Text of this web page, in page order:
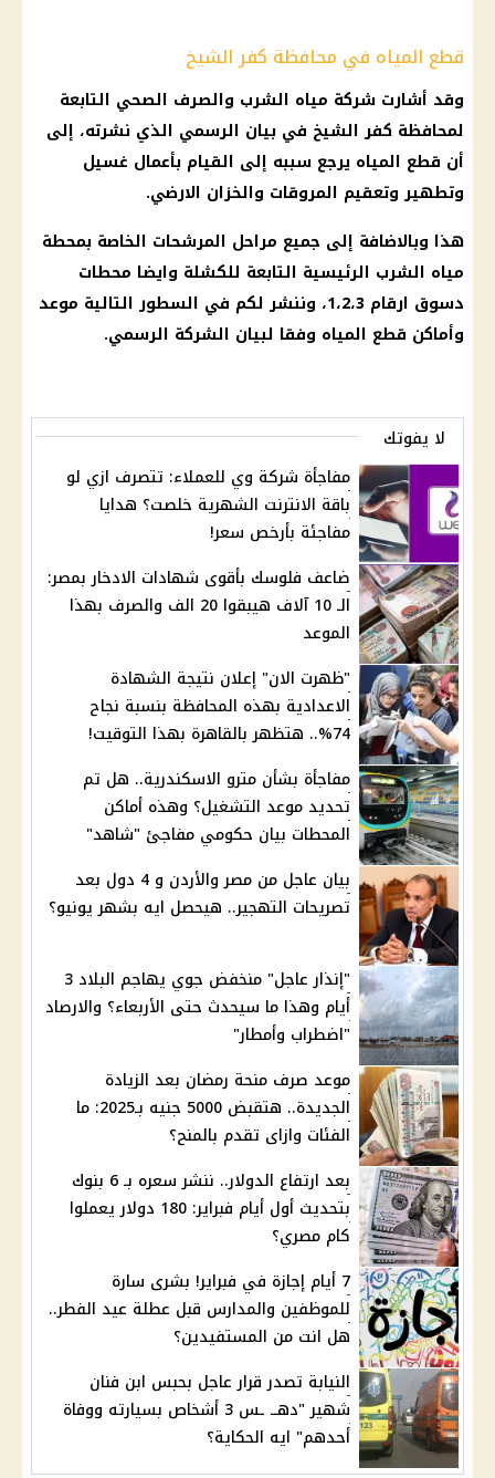
قطع المياه في محافظة كفر الشيخ
وقد أشارت شركة مياه الشرب والصرف الصحي التابعة
لمحافظة كفر الشيخ في بيان الرسمي الذي نشرته، إلى
أن قطع المياه يرجع سببه إلى القيام بأعمال غسيل
وتطهير وتعقيم المروقات والخزان الارضي.
هذا وبالاضافة إلى جميع مراحل المرشحات الخاصة بمحطة
مياه الشرب الرئيسية التابعة للكشلة وايضا محطات
دسوق ارقام 1،2،3، وننشر لكم في السطور التالية
موعد
وأماكن قطع المياه وفقا لبيان الشركة الرسمي.
لا يفوتك
مفاجأة شركة وي للعملاء: تتصرف ازي لو
باقة الانترنت الشهرية خلصت؟ هدايا
مفاجئة بأرخص سعر!
ضاعف فلوسك بأقوى شهادات الادخار بمصر:
الـ 10 آلاف هيبقوا 20 الف والصرف بهذا
الموعد
"ظهرت الان" إعلان نتيجة الشهادة
الاعدادية بهذه المحافظة بنسبة نجاح
74%.. هتظهر بالقاهرة بهذا التوقيت!
مفاجأة بشأن مترو الاسكندرية.. هل تم
تحديد موعد التشغيل؟ وهذه أماكن
المحطات بيان حكومي مفاجئ "شاهد"
بيان عاجل من مصر والأردن و 4 دول بعد
تصريحات التهجير.. هيحصل ايه بشهر يونيو؟
"إنذار عاجل" منخفض جوي يهاجم البلاد 3
أيام وهذا ما سيحدث حتى الأربعاء؟ والارصاد
"اضطراب وأمطار"
موعد صرف منحة رمضان بعد الزيادة
الجديدة.. هتقبض 5000 جنيه بـ2025: ما
الفئات وازاى تقدم بالمنح؟
بعد ارتفاع الدولار.. ننشر سعره بـ 6 بنوك
بتحديث أول أيام فبراير: 180 دولار يعملوا
كام مصري؟
7 أيام إجازة في فبراير! بشرى سارة
للموظفين والمدارس قبل عطلة عيد الفطر..
هل انت من المستفيدين؟
النيابة تصدر قرار عاجل بحبس ابن فنان
شهير "دهــ ـس 3 أشخاص بسيارته ووفاة
أحدهم" ايه الحكاية؟